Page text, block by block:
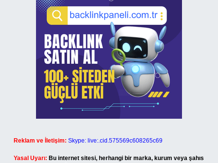
Reklam ve İletişim: Skype: live:.cid.575569c608265c69
Yasal Uyarı: Bu internet sitesi, herhangi bir marka, kurum veya şahıs